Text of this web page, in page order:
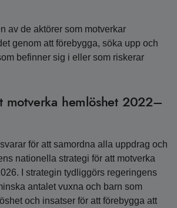
av de aktörer som motverkar
genom att förebygga, söka upp och
befinner sig i eller som riskerar
motverka hemlöshet 2022–
för att samordna alla uppdrag och
nationella strategi för att motverka
I strategin tydliggörs regeringens
antalet vuxna och barn som
och insatser för att förebygga att